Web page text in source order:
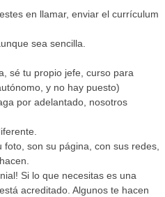
en llamar, enviar el currículum
sea sencilla.
sé tu propio jefe, curso para
y no hay puesto)
por adelantado, nosotros
son su página, con sus redes,
Si lo que necesitas es una
acreditado. Algunos te hacen